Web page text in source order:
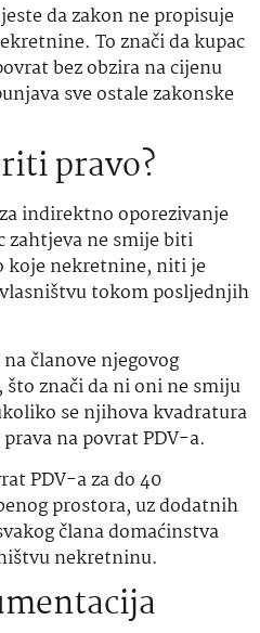
da zakon ne propisuje
To znači da kupac
bez obzira na cijenu
sve ostale zakonske
pravo?
indirektno oporezivanje
zahtjeva ne smije biti
koje nekretnine, niti je
tokom posljednjih
članove njegovog
znači da ni oni ne smiju
se njihova kvadratura
na povrat PDV-a.
PDV-a za do 40
prostora, uz dodatnih
člana domaćinstva
nekretninu.